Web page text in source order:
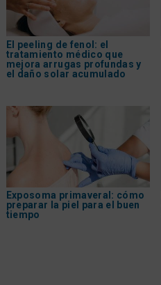
El peeling de fenol: el
tratamiento médico que
mejora arrugas profundas y
el daño solar acumulado
Exposoma primaveral: cómo
preparar la piel para el buen
tiempo